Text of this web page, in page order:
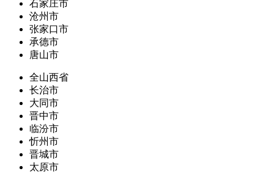
石家庄市
沧州市
张家口市
承德市
唐山市
全山西省
长治市
大同市
晋中市
临汾市
忻州市
晋城市
太原市